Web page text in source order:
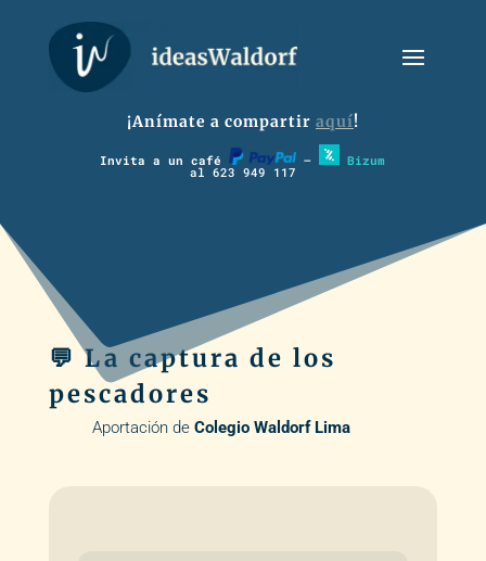
¡Anímate a compartir aquí!
Invita a un café – Bizum
al 623 949 117
💬 La captura de los
pescadores
Aportación de Colegio Waldorf Lima